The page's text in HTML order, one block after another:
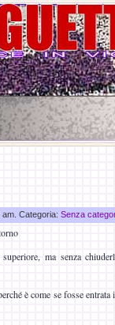
Categoria: Senza
ma senza
è come se fosse entrata